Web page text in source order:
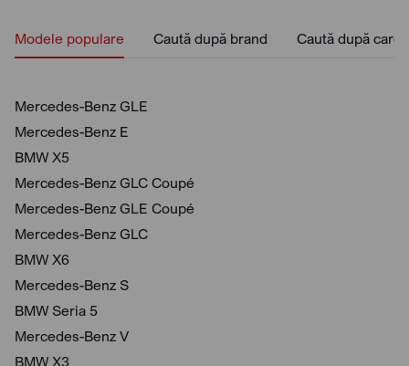
Modele populare Caută după brand Caută după
Mercedes-Benz GLE
Mercedes-Benz E
BMW X5
Mercedes-Benz GLC Coupé
Mercedes-Benz GLE Coupé
Mercedes-Benz GLC
BMW X6
Mercedes-Benz S
BMW Seria 5
Mercedes-Benz V
BMW X3